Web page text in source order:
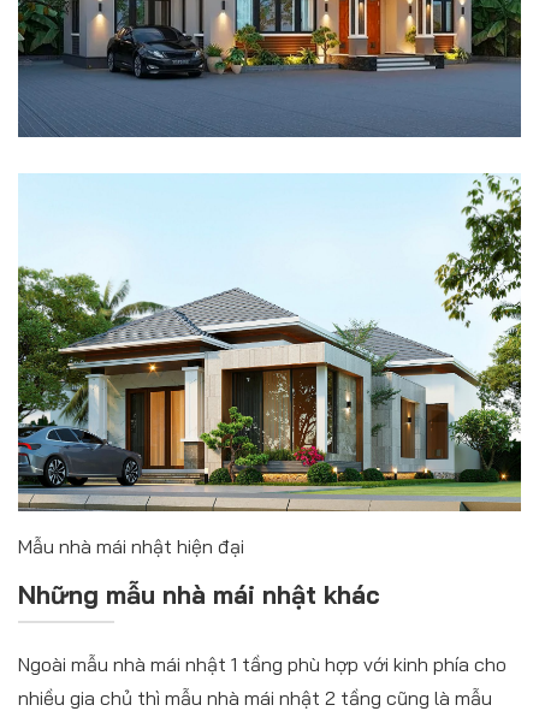
Mẫu nhà mái nhật hiện đại
Những mẫu nhà mái nhật khác
Ngoài mẫu nhà mái nhật 1 tầng phù hợp với kinh phía cho
nhiều gia chủ thì mẫu nhà mái nhật 2 tầng cũng là mẫu